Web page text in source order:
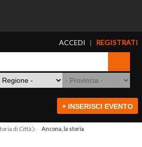
ACCEDI | REGISTRATI
+ INSERISCI EVENTO
di Città Ancona, la storia